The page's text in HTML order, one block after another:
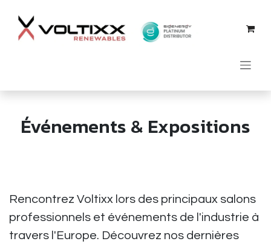
Événements & Expositions
Rencontrez Voltixx lors des principaux salons
professionnels et événements de l'industrie à
travers l'Europe. Découvrez nos dernières